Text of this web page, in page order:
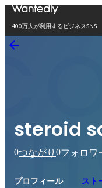
400万人が利用するビジネスSNS
steroid
0つながり 0フォロワ
プロフィール スト